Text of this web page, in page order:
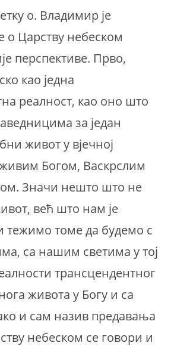
о. Владимир је
о Царству небеском
перспективе. Прво,
као једна
реалност, као оно што
за један
живот у вјечној
Богом, Васкрслим
Значи нешто што не
већ што нам је
тежимо томе да будемо с
са нашим светима у тој
трансцендентног
живота у Богу и са
и сам назив предавања
небеском се говори и